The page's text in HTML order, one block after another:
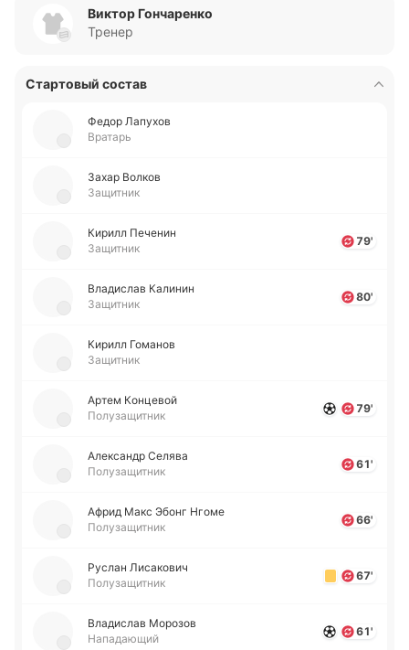
Виктор Гончаренко
Тренер
Стартовый состав
Федор Ла­пу­хов
Вратарь
Захар Волков
Защитник
Кирилл Пе­че­нин
Защитник
79'
Вла­ди­слав Ка­ли­нин
Защитник
80'
Кирилл Го­ма­нов
Защитник
Артем Ко­нце­вой
Полузащитник
79'
Але­ксандр Селява
Полузащитник
61'
Африд Макс Эбонг Нгоме
Полузащитник
66'
Руслан Ли­са­ко­вич
Полузащитник
67'
Вла­ди­слав Мо­ро­зов
Нападающий
61'